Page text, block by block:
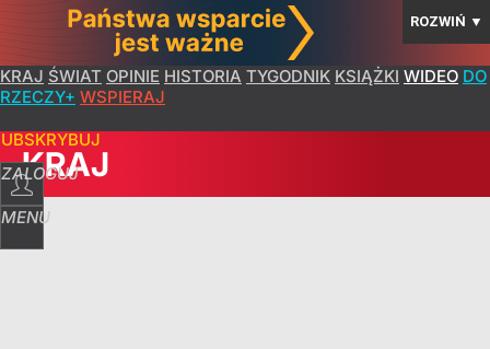
ROZWIŃ ▼
KRAJ ŚWIAT OPINIE HISTORIA TYGODNIK KSIĄŻKI WIDEO DO
RZECZY+ WSPIERAJ
ZALOGUJ
MENU
KRAJ